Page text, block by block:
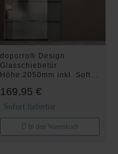
doporro® Design
Glasschiebetür
Höhe:2050mm inkl. Soft-
Wandabstand Schiebetür
mit ESG-Sicherheitsglas
Milchglas-Streifen Amalfi
169,95 €
Sofort lieferbar
In den Warenkorb